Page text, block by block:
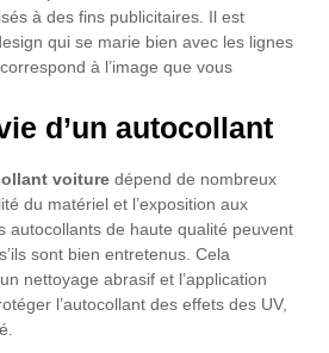
à des fins publicitaires. Il est
qui se marie bien avec les lignes
à l’image que vous
d’un autocollant
voiture dépend de nombreux
du matériel et l’exposition aux
autocollants de haute qualité peuvent
sont bien entretenus. Cela
nettoyage abrasif et l’application
l’autocollant des effets des UV,